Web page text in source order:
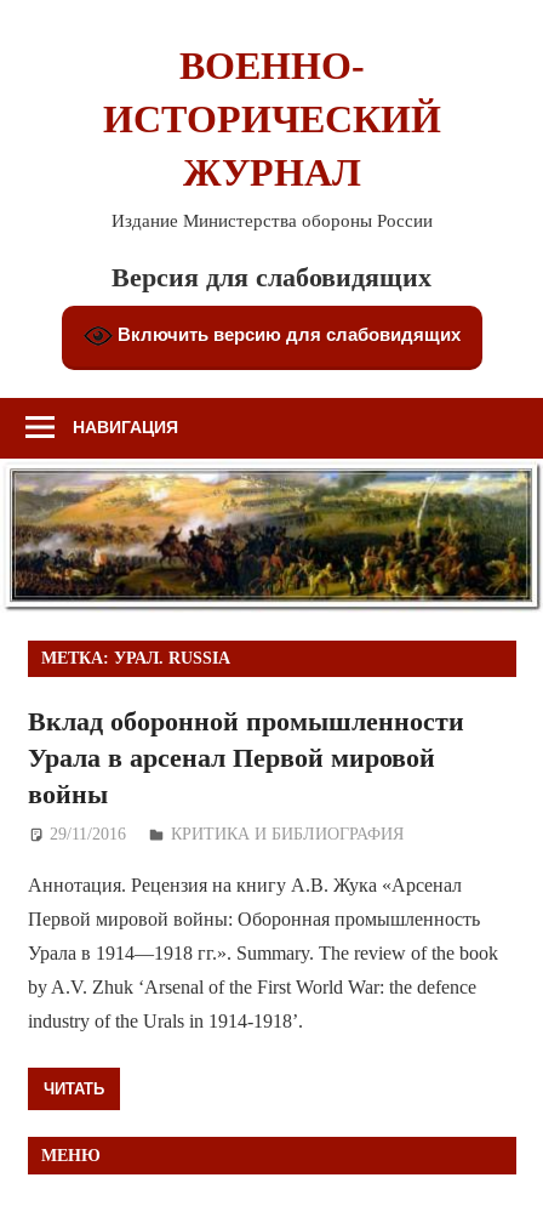
ВОЕННО-
ИСТОРИЧЕСКИЙ
ЖУРНАЛ
Издание Министерства обороны России
Версия для слабовидящих
Включить версию для слабовидящих
НАВИГАЦИЯ
МЕТКА: УРАЛ. RUSSIA
Вклад оборонной промышленности
Урала в арсенал Первой мировой
войны
29/11/2016 Дежурный по Редакции
КРИТИКА И БИБЛИОГРАФИЯ
Аннотация. Рецензия на книгу А.В. Жука «Арсенал
Первой мировой войны: Оборонная промышленность
Урала в 1914—1918 гг.». Summary. The review of the book
by A.V. Zhuk ‘Arsenal of the First World War: the defence
industry of the Urals in 1914-1918’.
ЧИТАТЬ
МЕНЮ